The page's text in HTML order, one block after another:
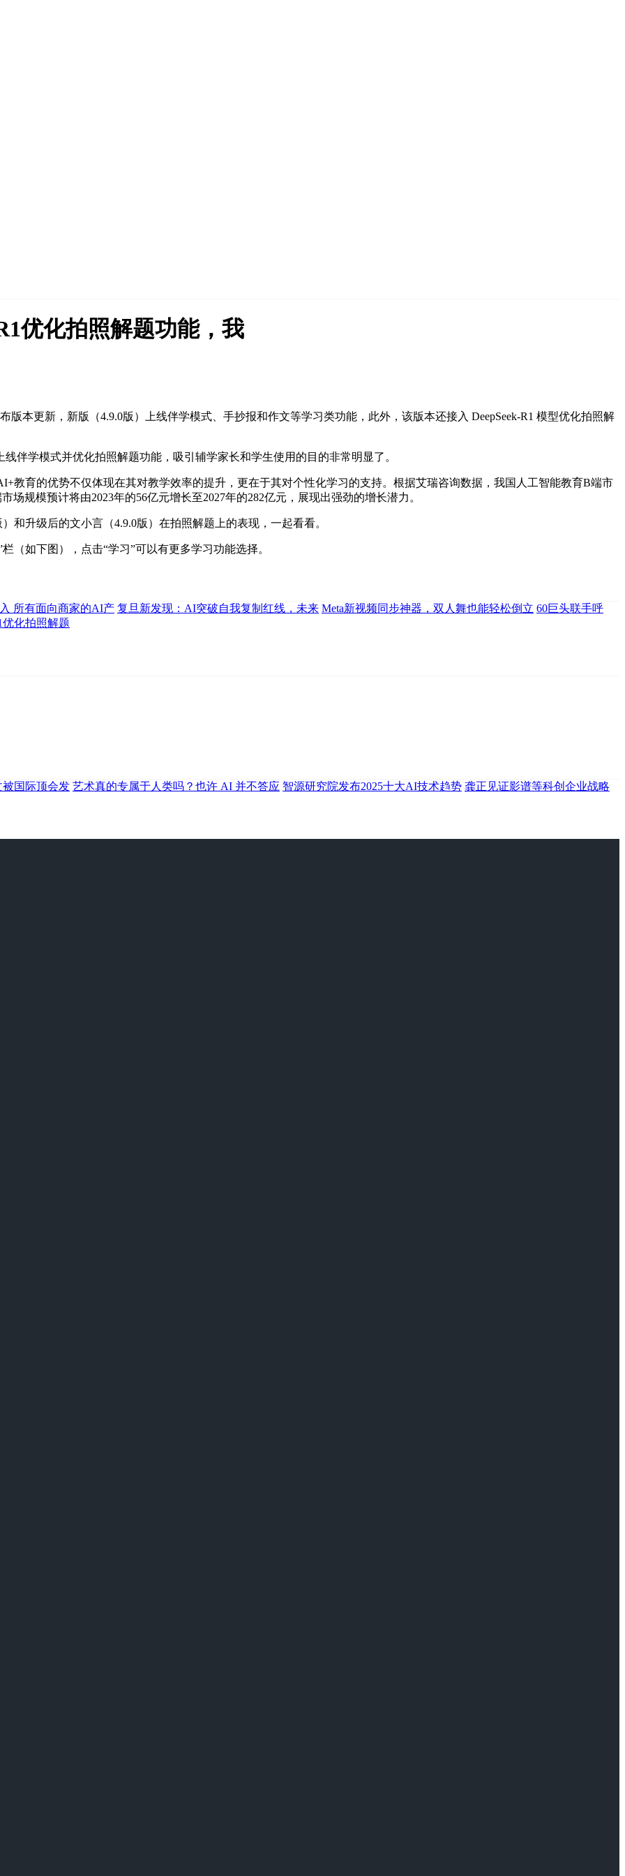
优化拍照解题功能，我
更新，新版（4.9.0版）上线伴学模式、手抄报和作文等学习类功能，此外，该版本还接入 DeepSeek-R1 模型优化拍照解
学模式并优化拍照解题功能，吸引辅学家长和学生使用的目的非常明显了。
的优势不仅体现在其对教学效率的提升，更在于其对个性化学习的支持。根据艾瑞咨询数据，我国人工智能教育B端市
场规模预计将由2023年的56亿元增长至2027年的282亿元，展现出强劲的增长潜力。
升级后的文小言（4.9.0版）在拍照解题上的表现，一起看看。
如下图），点击“学习”可以有更多学习功能选择。
所有面向商家的AI产 复旦新发现：AI突破自我复制红线，未来 Meta新视频同步神器，双人舞也能轻松倒立 60巨头联手呼
优化拍照解题
国际顶会发 艺术真的专属于人类吗？也许 AI 并不答应 智源研究院发布2025十大AI技术趋势 龚正见证影谱等科创企业战略